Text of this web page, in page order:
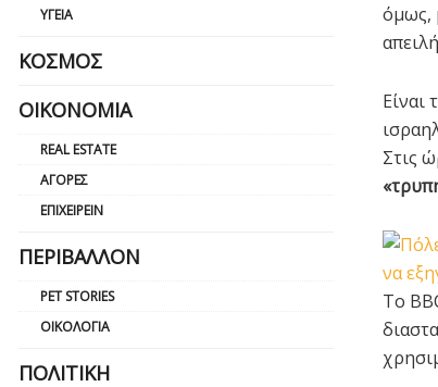
όμως,
Είναι
Στις
Το
ΥΓΕΊΑ
ΚΌΣΜΟΣ
ΟΙΚΟΝΟΜΊΑ
REAL ESTATE
ΑΓΟΡΈΣ
ΕΠΙΧΕΙΡΕΊΝ
ΠΕΡΙΒΆΛΛΟΝ
PET STORIES
ΟΙΚΟΛΟΓΊΑ
ΠΟΛΙΤΙΚΉ